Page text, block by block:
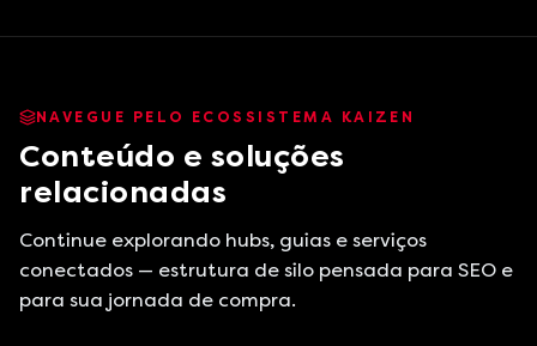
NAVEGUE PELO ECOSSISTEMA KAIZEN
Conteúdo e soluções
relacionadas
Continue explorando hubs, guias e serviços
conectados — estrutura de silo pensada para SEO e
para sua jornada de compra.